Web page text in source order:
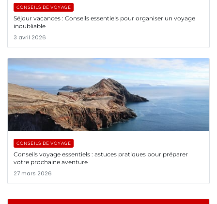
CONSEILS DE VOYAGE
Séjour vacances : Conseils essentiels pour organiser un voyage
inoubliable
3 avril 2026
CONSEILS DE VOYAGE
Conseils voyage essentiels : astuces pratiques pour préparer
votre prochaine aventure
27 mars 2026